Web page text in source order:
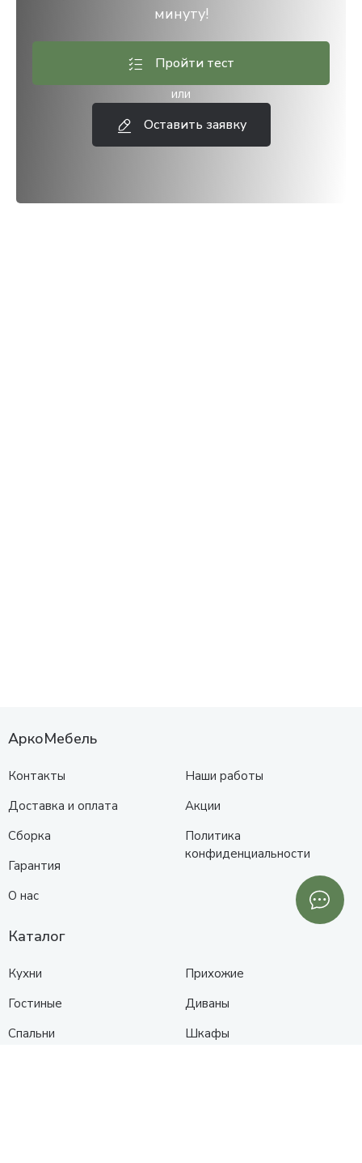
минуту!
Пройти тест
или
Оставить заявку
АркоМебель
Контакты
Доставка и оплата
Сборка
Гарантия
О нас
Наши работы
Акции
Политика
конфиденциальности
Каталог
Кухни
Гостиные
Спальни
Прихожие
Диваны
Шкафы